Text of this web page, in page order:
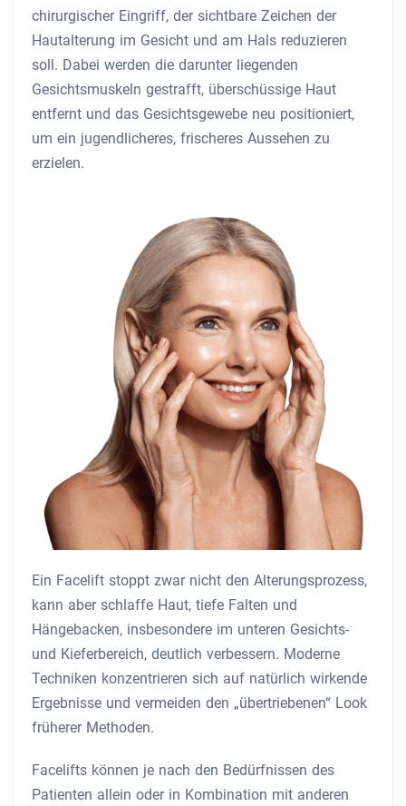
chirurgischer Eingriff, der sichtbare Zeichen der
Hautalterung im Gesicht und am Hals reduzieren
soll. Dabei werden die darunter liegenden
Gesichtsmuskeln gestrafft, überschüssige Haut
entfernt und das Gesichtsgewebe neu positioniert,
um ein jugendlicheres, frischeres Aussehen zu
erzielen.
Ein Facelift stoppt zwar nicht den Alterungsprozess,
kann aber schlaffe Haut, tiefe Falten und
Hängebacken, insbesondere im unteren Gesichts-
und Kieferbereich, deutlich verbessern. Moderne
Techniken konzentrieren sich auf natürlich wirkende
Ergebnisse und vermeiden den „übertriebenen“ Look
früherer Methoden.
Facelifts können je nach den Bedürfnissen des
Patienten allein oder in Kombination mit anderen